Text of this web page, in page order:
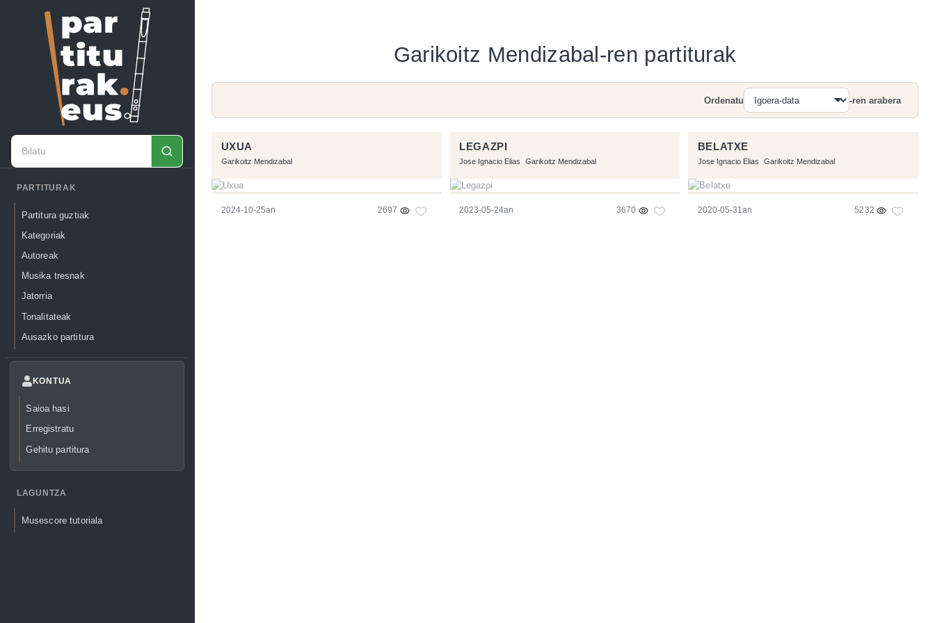
PARTITURAK
Partitura guztiak
Kategoriak
Autoreak
Musika tresnak
Jatorria
Tonalitateak
Ausazko partitura
KONTUA
Saioa hasi
Erregistratu
Gehitu partitura
LAGUNTZA
Musescore tutoriala
Garikoitz Mendizabal-ren partiturak
Bilatu
Ordenatu -ren arabera
UXUA
Garikoitz Mendizabal
2024-10-25an 2697
LEGAZPI
Jose Ignacio Elias Garikoitz Mendizabal
2023-05-24an 3670
BELATXE
Jose Ignacio Elias Garikoitz Mendizabal
2020-05-31an 5232